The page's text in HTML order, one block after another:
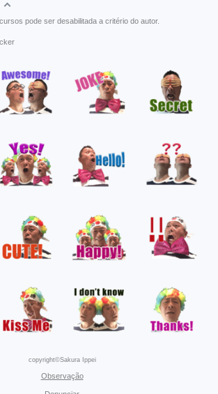
pode ser desabilitada a critério do autor.
copyright©Sakura Ippei
Observação